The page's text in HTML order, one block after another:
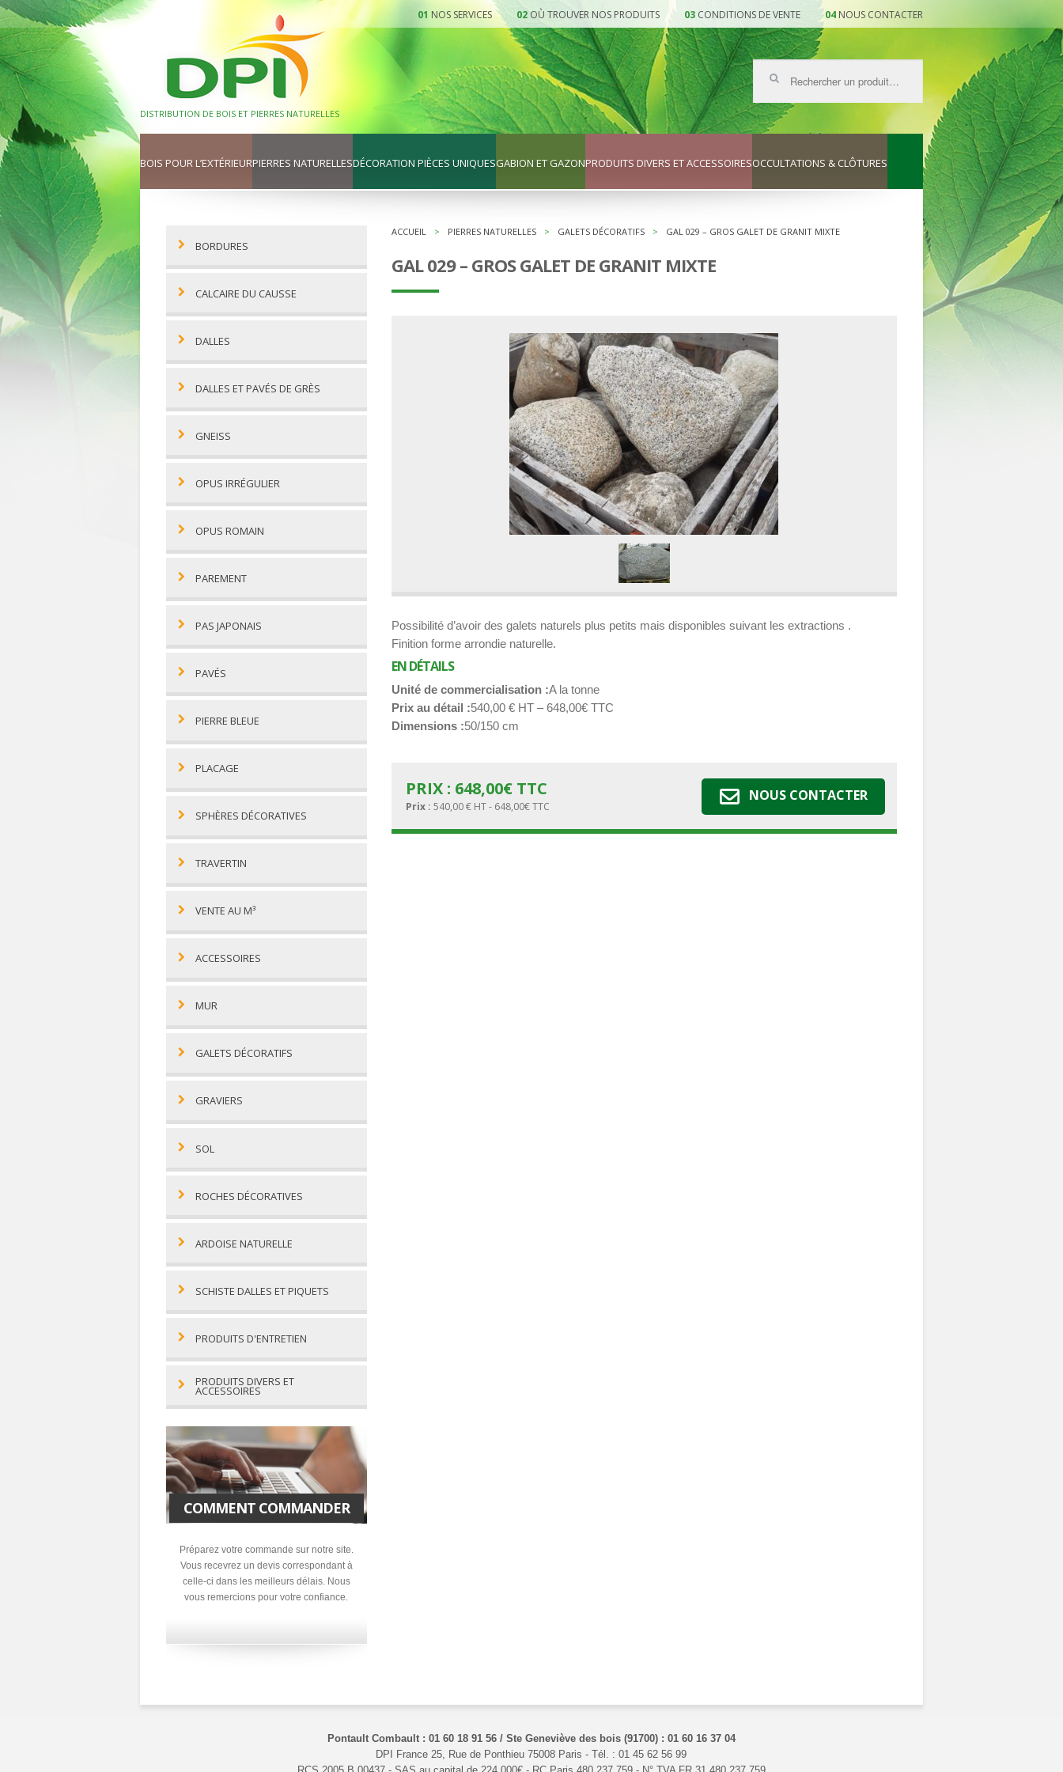
Skip
Skip
DISTRIBUTION DE BOIS ET PIERRES NATURELLES
NOS SERVICES OÙ TROUVER NOS PRODUITS CONDITIONS DE VENTE NOUS CONTACTER
Recherche
pour :
BOIS POUR L’EXTÉRIEURPIERRES NATURELLESDÉCORATION PIÈCES UNIQUESGABION ET GAZONPRODUITS DIVERS ET ACCESSOIRESOCCULTATIONS & CLÔTURES
ACCUEIL > PIERRES NATURELLES > GALETS DÉCORATIFS > GAL 029 – GROS GALET DE GRANIT MIXTE
GAL 029 – GROS GALET DE GRANIT MIXTE
Possibilité d’avoir des galets naturels plus petits mais disponibles suivant les extractions .
Finition forme arrondie naturelle.
EN DÉTAILS
Unité de commercialisation A la tonne
Prix au détail
540,00 € HT – 648,00€ TTC
Dimensions
50/150 cm
PRIX : 648,00€TTC
Prix : 540,00 € HT - 648,00€ TTC
NOUS CONTACTER
BORDURES
CALCAIRE DU CAUSSE
DALLES
DALLES ET PAVÉS DE GRÈS
GNEISS
OPUS IRRÉGULIER
OPUS ROMAIN
PAREMENT
PAS JAPONAIS
PAVÉS
PIERRE BLEUE
PLACAGE
SPHÈRES DÉCORATIVES
TRAVERTIN
VENTE AU M³
ACCESSOIRES
MUR
GALETS DÉCORATIFS
GRAVIERS
SOL
ROCHES DÉCORATIVES
ARDOISE NATURELLE
SCHISTE DALLES ET PIQUETS
PRODUITS D'ENTRETIEN
PRODUITS DIVERS ET
ACCESSOIRES
COMMENT COMMANDER
Préparez votre commande sur notre site.
Vous recevrez un devis correspondant à
celle-ci dans les meilleurs délais. Nous
vous remercions pour votre confiance.
Pontault Combault : 01 60 18 91 56 / Ste Geneviève des bois (91700) : 01 60 16 37 04
DPI France 25, Rue de Ponthieu 75008 Paris - Tél. : 01 45 62 56 99